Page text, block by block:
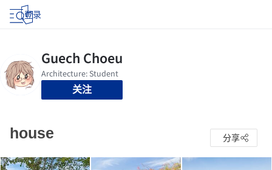
登录
关注
house 分享